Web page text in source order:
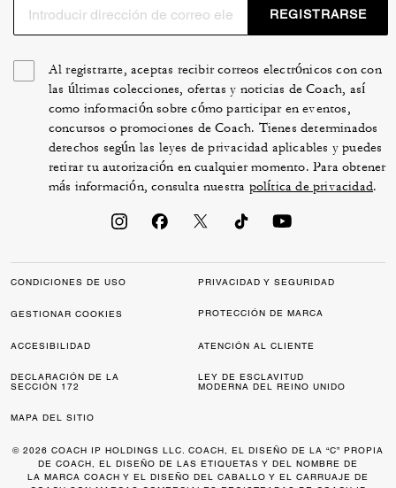
REGISTRARSE
Al registrarte, aceptas recibir correos electrónicos con con
las últimas colecciones, ofertas y noticias de Coach, así
como información sobre cómo participar en eventos,
concursos o promociones de Coach. Tienes determinados
derechos según las leyes de privacidad aplicables y puedes
retirar tu autorización en cualquier momento. Para obtener
más información, consulta nuestra política de privacidad.
CONDICIONES DE USO PRIVACIDAD Y SEGURIDAD
GESTIONAR COOKIES PROTECCIÓN DE MARCA
ACCESIBILIDAD ATENCIÓN AL CLIENTE
DECLARACIÓN DE LA
SECCIÓN 172
LEY DE ESCLAVITUD
MODERNA DEL REINO UNIDO
MAPA DEL SITIO
© 2026 COACH IP HOLDINGS LLC. COACH, EL DISEÑO DE LA “C” PROPIA
DE COACH, EL DISEÑO DE LAS ETIQUETAS Y DEL NOMBRE DE
LA MARCA COACH Y EL DISEÑO DEL CABALLO Y EL CARRUAJE DE